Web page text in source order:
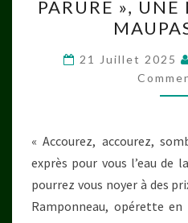
–
«
PARURE »,
21 Juillet 2025
« Accourez, accourez,
exprès pour vous l’eau de
pourrez vous noyer à des
Ramponneau, opérette